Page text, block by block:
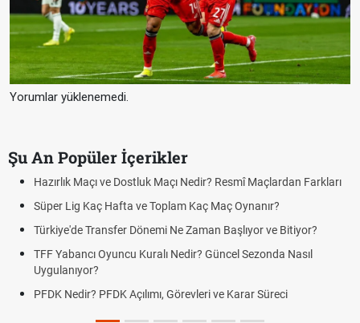
Yorumlar yüklenemedi.
Şu An Popüler İçerikler
Hazırlık Maçı ve Dostluk Maçı Nedir? Resmî Maçlardan Farkları
Süper Lig Kaç Hafta ve Toplam Kaç Maç Oynanır?
Türkiye'de Transfer Dönemi Ne Zaman Başlıyor ve Bitiyor?
TFF Yabancı Oyuncu Kuralı Nedir? Güncel Sezonda Nasıl
Uygulanıyor?
PFDK Nedir? PFDK Açılımı, Görevleri ve Karar Süreci